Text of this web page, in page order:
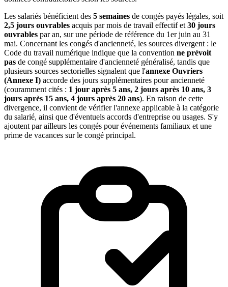
Les salariés bénéficient des 5 semaines de congés payés légales, soit
2,5 jours ouvrables acquis par mois de travail effectif et 30 jours
ouvrables par an, sur une période de référence du 1er juin au 31
mai. Concernant les congés d'ancienneté, les sources divergent : le
Code du travail numérique indique que la convention ne prévoit
pas de congé supplémentaire d'ancienneté généralisé, tandis que
plusieurs sources sectorielles signalent que l'annexe Ouvriers
(Annexe I) accorde des jours supplémentaires pour ancienneté
(couramment cités : 1 jour après 5 ans, 2 jours après 10 ans, 3
jours après 15 ans, 4 jours après 20 ans). En raison de cette
divergence, il convient de vérifier l'annexe applicable à la catégorie
du salarié, ainsi que d'éventuels accords d'entreprise ou usages. S'y
ajoutent par ailleurs les congés pour événements familiaux et une
prime de vacances sur le congé principal.